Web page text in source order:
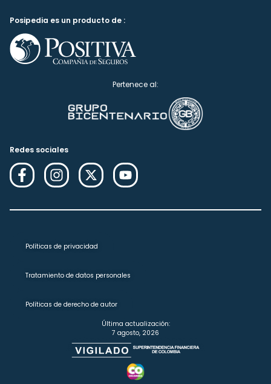
Posipedia es un producto de :
Pertenece al:
Redes sociales
Políticas de privacidad
Tratamiento de datos personales
Políticas de derecho de autor
Última actualización:
7 agosto, 2026